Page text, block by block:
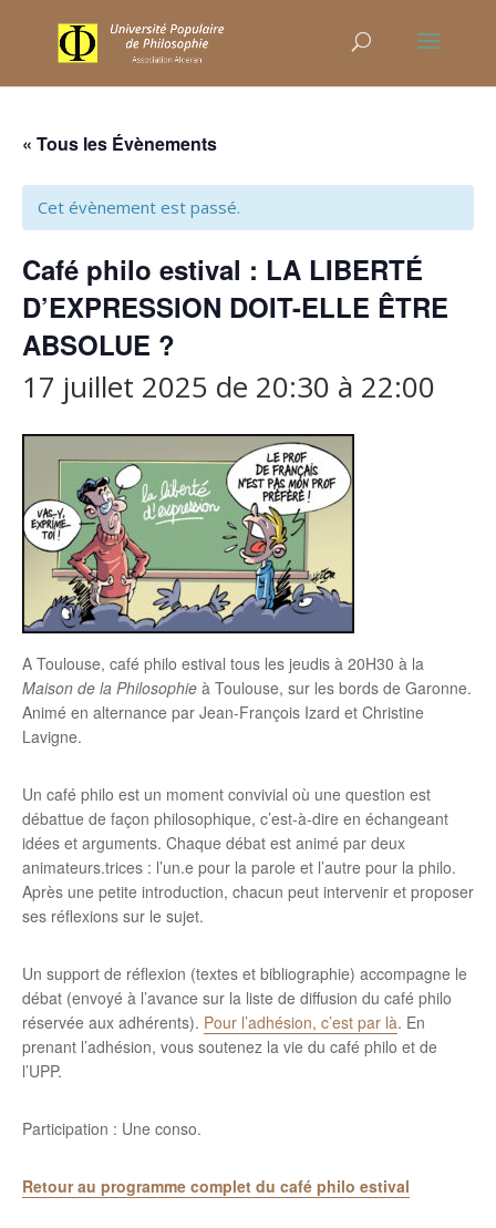
« Tous les Évènements
Cet évènement est passé.
Café philo estival : LA LIBERTÉ
D’EXPRESSION DOIT-ELLE ÊTRE
ABSOLUE ?
17 juillet 2025 de 20:30 à 22:00
A Toulouse, café philo estival tous les jeudis à 20H30 à la
Maison de la Philosophie à Toulouse, sur les bords de Garonne.
Animé en alternance par Jean-François Izard et Christine
Lavigne.
Un café philo est un moment convivial où une question est
débattue de façon philosophique, c’est-à-dire en échangeant
idées et arguments. Chaque débat est animé par deux
animateurs.trices : l’un.e pour la parole et l’autre pour la philo.
Après une petite introduction, chacun peut intervenir et proposer
ses réflexions sur le sujet.
Un support de réflexion (textes et bibliographie) accompagne le
débat (envoyé à l’avance sur la liste de diffusion du café philo
réservée aux adhérents). Pour l’adhésion, c’est par là. En
prenant l’adhésion, vous soutenez la vie du café philo et de
l’UPP.
Participation : Une conso.
Retour au programme complet du café philo estival